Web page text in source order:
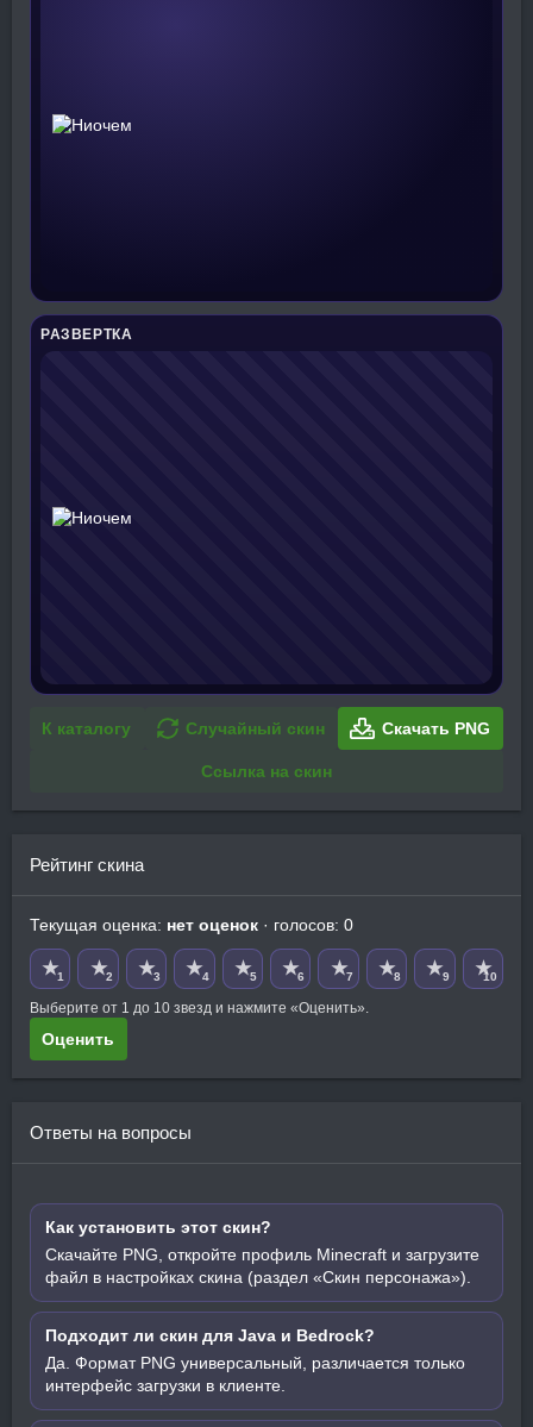
РАЗВЕРТКА
К каталогу Случайный скин Скачать PNG
Ссылка на скин
Рейтинг скина
Текущая оценка: нет оценок · голосов: 0
★1 ★2 ★3 ★4 ★5 ★6 ★7 ★8 ★9 ★10
Выберите от 1 до 10 звезд и нажмите «Оценить».
Оценить
Ответы на вопросы
Как установить этот скин?
Скачайте PNG, откройте профиль Minecraft и загрузите
файл в настройках скина (раздел «Скин персонажа»).
Подходит ли скин для Java и Bedrock?
Да. Формат PNG универсальный, различается только
интерфейс загрузки в клиенте.